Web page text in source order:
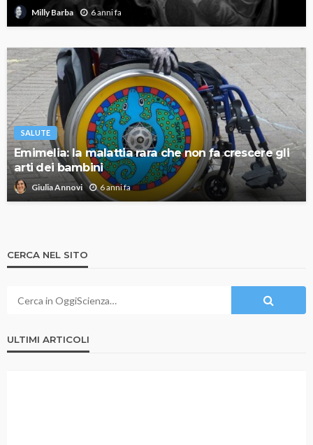
Milly Barba 6 anni fa
SALUTE
Emimelia: la malattia rara che non fa crescere gli
arti dei bambini
Giulia Annovi 6 anni fa
CERCA NEL SITO
ULTIMI ARTICOLI